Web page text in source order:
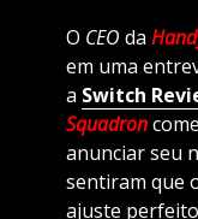
O CEO da
em uma
a Switch
Squadron
anunciar seu
sentiram que
ajuste